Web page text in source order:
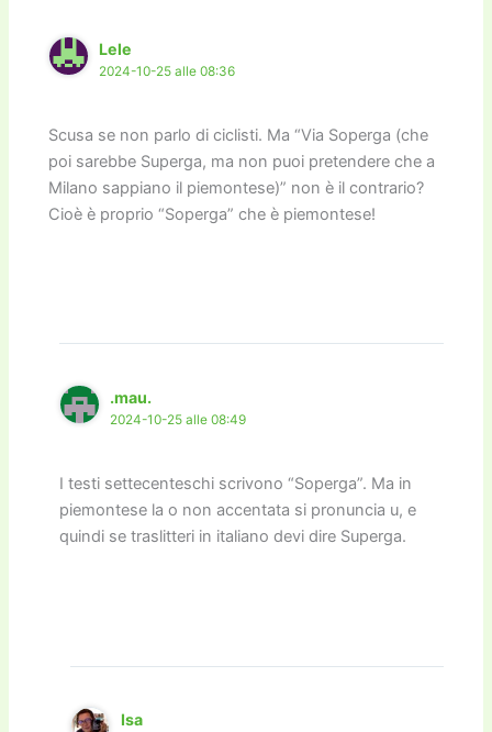
k
Lele
2024-10-25 alle 08:36
Scusa se non parlo di ciclisti. Ma “Via Soperga (che
poi sarebbe Superga, ma non puoi pretendere che a
Milano sappiano il piemontese)” non è il contrario?
Cioè è proprio “Soperga” che è piemontese!
.mau.
2024-10-25 alle 08:49
I testi settecenteschi scrivono “Soperga”. Ma in
piemontese la o non accentata si pronuncia u, e
quindi se traslitteri in italiano devi dire Superga.
Isa